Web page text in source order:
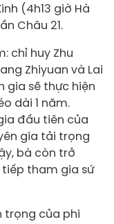
(4h13 giờ Hà
Châu 21.
chỉ huy Zhu
Zhiyuan và Lai
gia sẽ thực hiện
dài 1 năm.
đầu tiên của
gia tải trọng
bà còn trở
tham gia sứ
trọng của phi